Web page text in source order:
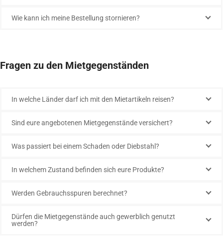
Wie kann ich meine Bestellung stornieren?
Fragen zu den Mietgegenständen
In welche Länder darf ich mit den Mietartikeln reisen?
Sind eure angebotenen Mietgegenstände versichert?
Was passiert bei einem Schaden oder Diebstahl?
In welchem Zustand befinden sich eure Produkte?
Werden Gebrauchsspuren berechnet?
Dürfen die Mietgegenstände auch gewerblich genutzt
werden?